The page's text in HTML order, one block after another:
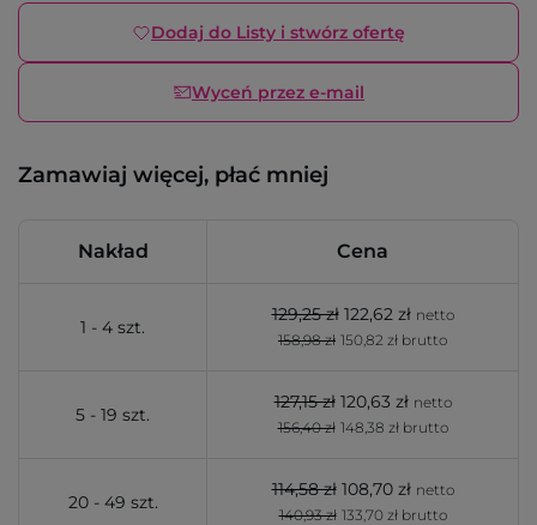
Dodaj do Listy i stwórz ofertę
Wyceń przez e-mail
Zamawiaj więcej, płać mniej
Nakład Cena
1 - 4 szt.
129,25 zł 122,62 zł netto
158,98 zł 150,82 zł brutto
5 - 19 szt.
127,15 zł 120,63 zł netto
156,40 zł 148,38 zł brutto
20 - 49 szt.
114,58 zł 108,70 zł netto
140,93 zł 133,70 zł brutto